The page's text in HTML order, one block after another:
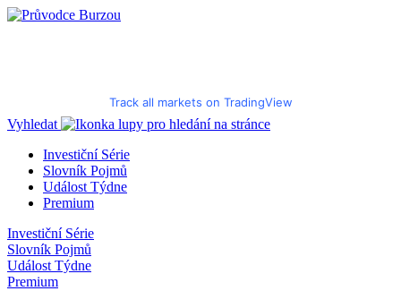
Track all markets on TradingView
Vyhledat
Investiční Série
Slovník Pojmů
Událost Týdne
Premium
Investiční Série
Slovník Pojmů
Událost Týdne
Premium